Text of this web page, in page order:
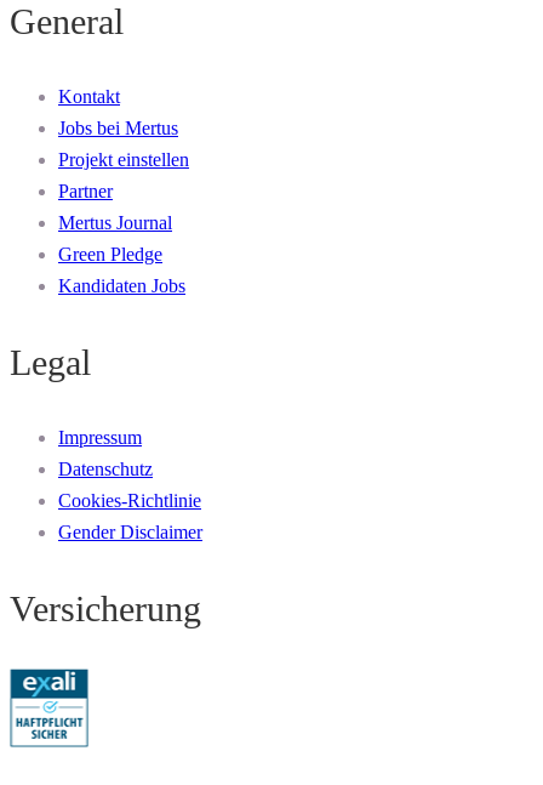
General
Kontakt
Jobs bei Mertus
Projekt einstellen
Partner
Mertus Journal
Green Pledge
Kandidaten Jobs
Legal
Impressum
Datenschutz
Cookies-Richtlinie
Gender Disclaimer
Versicherung